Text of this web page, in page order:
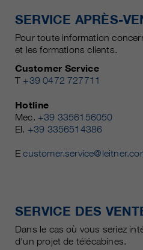
SERVICE APRÈS-
Pour toute information
et les formations clients.
Customer Service
T +39 0472 727711
Hotline
Mec. +39 3356156050
El. +39 3356514386
E
SERVICE DES
Dans le cas où vous seriez
d'un projet de télécabines.